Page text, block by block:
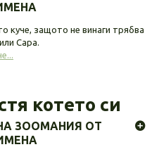
защото не винаги трябва
Сара.
котето си
ЗООМАНИЯ ОТ